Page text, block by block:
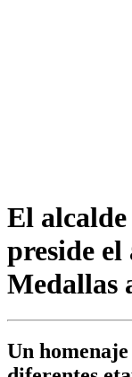
El
preside el
Medallas
Un